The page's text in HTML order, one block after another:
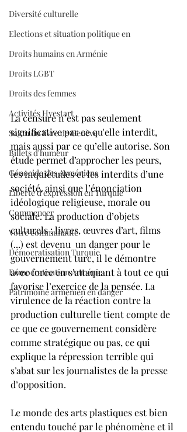
Diversité culturelle
Elections et situation politique en
Droits humains en Arménie
Droits LGBT
Droits des femmes
Activités Hyestart
Salon du livre de Genève
Billets d'humeur
Génocide des Arméniens
Liberté d'expression en Turquie
Commencer
Votre communauté
Démocratisation Turquie
Démocratisation Arménie
Patrimoine arménien en danger
La censure n’est pas seulement
significative par ce qu'elle interdit,
mais aussi par ce qu’elle autorise. Son
étude permet d’approcher les peurs,
les inquiétudes et les interdits d’une
société, ainsi que l’énonciation
idéologique religieuse, morale ou
sociale. La production d’objets
culturels : livres, œuvres d’art, films
(...) est devenu  un danger pour le
gouvernement turc, il le démontre
avec force en s’attaquant à tout ce qui
favorise l’exercice de la pensée. La
virulence de la réaction contre la
production culturelle tient compte de
ce que ce gouvernement considère
comme stratégique ou pas, ce qui
explique la répression terrible qui
s’abat sur les journalistes de la presse
d’opposition.
Le monde des arts plastiques est bien
entendu touché par le phénomène et il